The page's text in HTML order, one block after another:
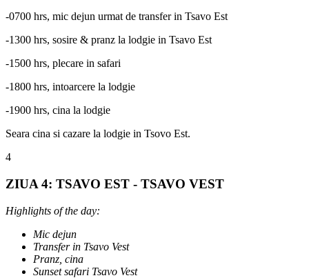
-0700 hrs, mic dejun urmat de transfer in Tsavo Est
-1300 hrs, sosire & pranz la lodgie in Tsavo Est
-1500 hrs, plecare in safari
-1800 hrs, intoarcere la lodgie
-1900 hrs, cina la lodgie
Seara cina si cazare la lodgie in Tsovo Est.
4
ZIUA 4: TSAVO EST - TSAVO VEST
Highlights of the day:
Mic dejun
Transfer in Tsavo Vest
Pranz, cina
Sunset safari Tsavo Vest